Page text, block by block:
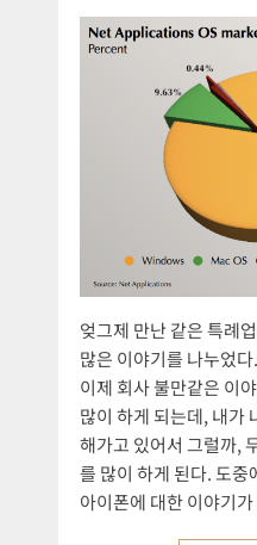
엊그제 만난 같은 특례
많은 이야기를 나누었
이제 회사 불만같은 이
많이 하게 되는데, 내가
해가고 있어서 그럴까,
를 많이 하게 된다. 도중
아이폰에 대한 이야기